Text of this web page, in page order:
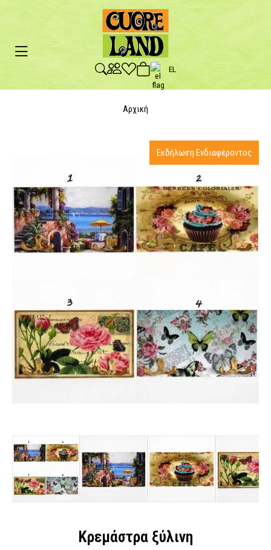
EL
Αρχική
Κρεμάστρα ξύλινη
Εκδήλωση Ενδιαφέροντος